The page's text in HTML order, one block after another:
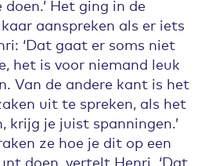
Het ging in de
aanspreken als er iets
‘Dat gaat er soms niet
het is voor niemand leuk
Van de andere kant is het
uit te spreken, als het
krijg je juist spanningen.’
ze hoe je dit op een
doen, vertelt Henri. ‘Dat